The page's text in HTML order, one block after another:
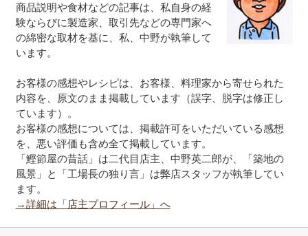
商品説明や食材などの記事は、私自身の経
験ならびに製造家、取引先などの専門家へ
の綿密な取材を基に、私、中野が執筆して
います。
お客様の感想やレシピは、お客様、料理家から寄せられた
内容を、原文のまま掲載しています（誤字、脱字は修正し
ています）。
お客様の感想については、掲載許可をいただいている感想
を、悪い評価も含め全て掲載しています。
「鰹節屋の昔話」は二代目店主、中野英二郎が、「築地の
風景」と「工場長の独り言」は弊店スタッフが執筆してい
ます。
→詳細は「店主プロフィール」へ